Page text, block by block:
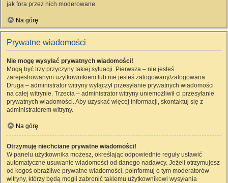
jak fora przez nich moderowane.
Na górę
Prywatne wiadomości
Nie mogę wysyłać prywatnych wiadomości!
Mogą być trzy przyczyny takiej sytuacji. Pierwsza – nie jesteś
zarejestrowanym użytkownikiem lub nie jesteś zalogowany/zalogowana.
Druga – administrator witryny wyłączył przesyłanie prywatnych wiadomości
na całej witrynie. Trzecia – administrator witryny uniemożliwił ci przesyłanie
prywatnych wiadomości. Aby uzyskać więcej informacji, skontaktuj się z
administratorem witryny.
Na górę
Otrzymuję niechciane prywatne wiadomości!
W panelu użytkownika możesz, określając odpowiednie reguły ustawić
automatyczne usuwanie wiadomości od danego nadawcy. Jeżeli otrzymujesz
od kogoś obraźliwe prywatne wiadomości, poinformuj o tym moderatorów
witryny, którzy będą mogli zabronić takiemu użytkownikowi wysyłania